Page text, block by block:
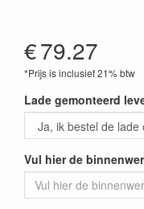
€79.27
*Prijs is inclusief 21% btw
Lade gemonteerd
Vul hier de